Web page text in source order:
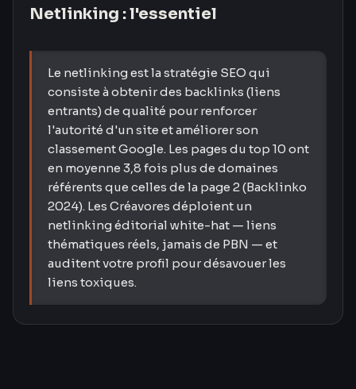
Netlinking : l'essentiel
Le netlinking est la stratégie SEO qui
consiste à obtenir des backlinks (liens
entrants) de qualité pour renforcer
l'autorité d'un site et améliorer son
classement Google. Les pages du top 10 ont
en moyenne 3,8 fois plus de domaines
référents que celles de la page 2 (Backlinko
2024). Les Créavores déploient un
netlinking éditorial white-hat — liens
thématiques réels, jamais de PBN — et
auditent votre profil pour désavouer les
liens toxiques.